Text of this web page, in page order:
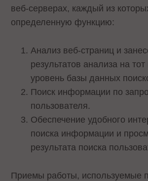
веб-серверах, каждый из
определенную функцию:
Анализ веб-страниц и
результатов анализа на
уровень базы данных
Поиск информации по
пользователя.
Обеспечение удобного
поиска информации и
результата поиска
Приемы работы, используемые